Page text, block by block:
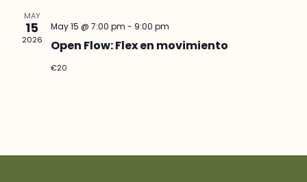
MAY
15
2026
May 15 @ 7:00 pm - 9:00 pm
Open Flow: Flex en movimiento
€20